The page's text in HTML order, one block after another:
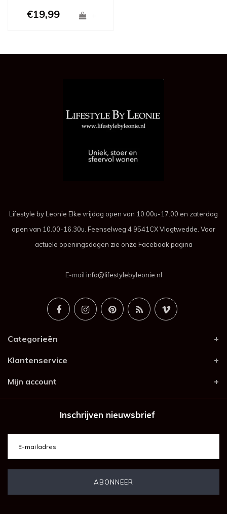
€19,99 +
Lifestyle by Leonie Elke vrijdag open van 10.00u-17.00 en zaterdag
open van 10.00-16.30u. Feenselweg 4 9541CX Vlagtwedde. Voor
actuele openingsdagen zie onze Facebook pagina
E-mail info@lifestylebyleonie.nl
Categorieën
Klantenservice
Mijn account
Inschrijven nieuwsbrief